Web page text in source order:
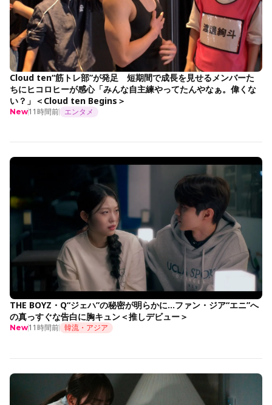
Cloud ten“筋トレ部”が発足 短期間で成長を見せるメンバーた
ちにヒコロヒーが感心「みんな自主練やってたんやなぁ。偉くな
い？」＜Cloud ten Begins＞
New11時間前 エンタメ
THE BOYZ・Q“ジェハ”の秘密が明らかに…ファン・ジア“エニ”へ
の真っすぐな告白に胸キュン＜推しデビュー＞
New11時間前 韓流・アジア